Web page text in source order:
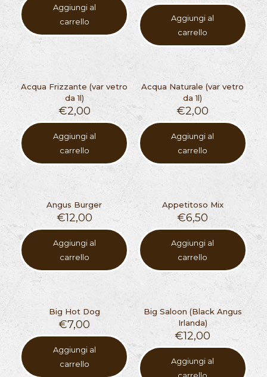
Aggiungi al
carrello
Aggiungi al
carrello
Acqua Frizzante (var vetro
da 1l)
€2,00
Aggiungi al
carrello
Acqua Naturale (var vetro
da 1l)
€2,00
Aggiungi al
carrello
Angus Burger
€12,00
Aggiungi al
carrello
Appetitoso Mix
€6,50
Aggiungi al
carrello
Big Hot Dog
€7,00
Aggiungi al
carrello
Big Saloon (Black Angus
Irlanda)
€12,00
Aggiungi al
carrello